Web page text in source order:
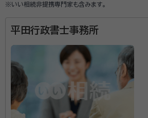
鶴羽駅 丹生駅 三本松駅
讃岐相生駅
※いい相続非提携専門家も含みます。
平田行政書士事務所